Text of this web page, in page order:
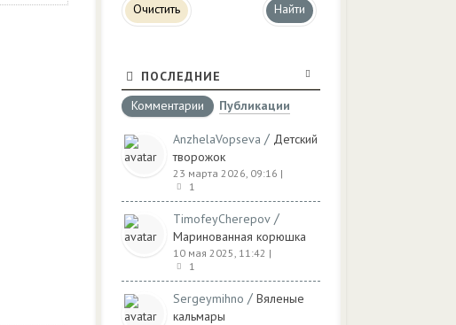
Очистить
ПОСЛЕДНИЕ
Комментарии
Публикации
AnzhelaVopseva / Детский
творожок
23 марта 2026, 09:16 |
1
TimofeyCherepov /
Маринованная корюшка
10 мая 2025, 11:42 |
1
Sergeymihno / Вяленые
кальмары